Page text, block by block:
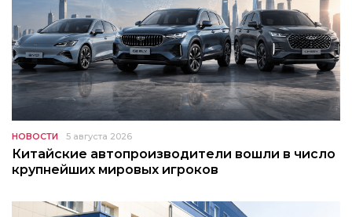
НОВОСТИ 5 августа 2026
Китайские автопроизводители вошли в число
крупнейших мировых игроков